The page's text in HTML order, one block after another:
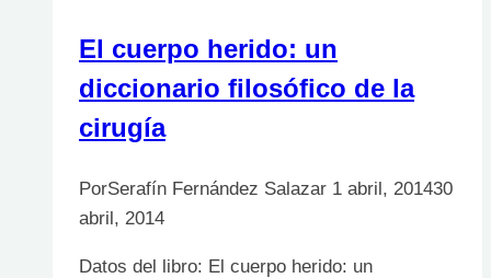
El cuerpo herido: un
diccionario filosófico de la
cirugía
PorSerafín Fernández Salazar 1 abril, 201430
abril, 2014
Datos del libro: El cuerpo herido: un